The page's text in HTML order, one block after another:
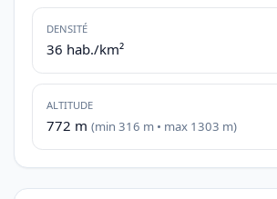
DENSITÉ
36 hab./km²
ALTITUDE
772 m (min 316 m • max 1303 m)